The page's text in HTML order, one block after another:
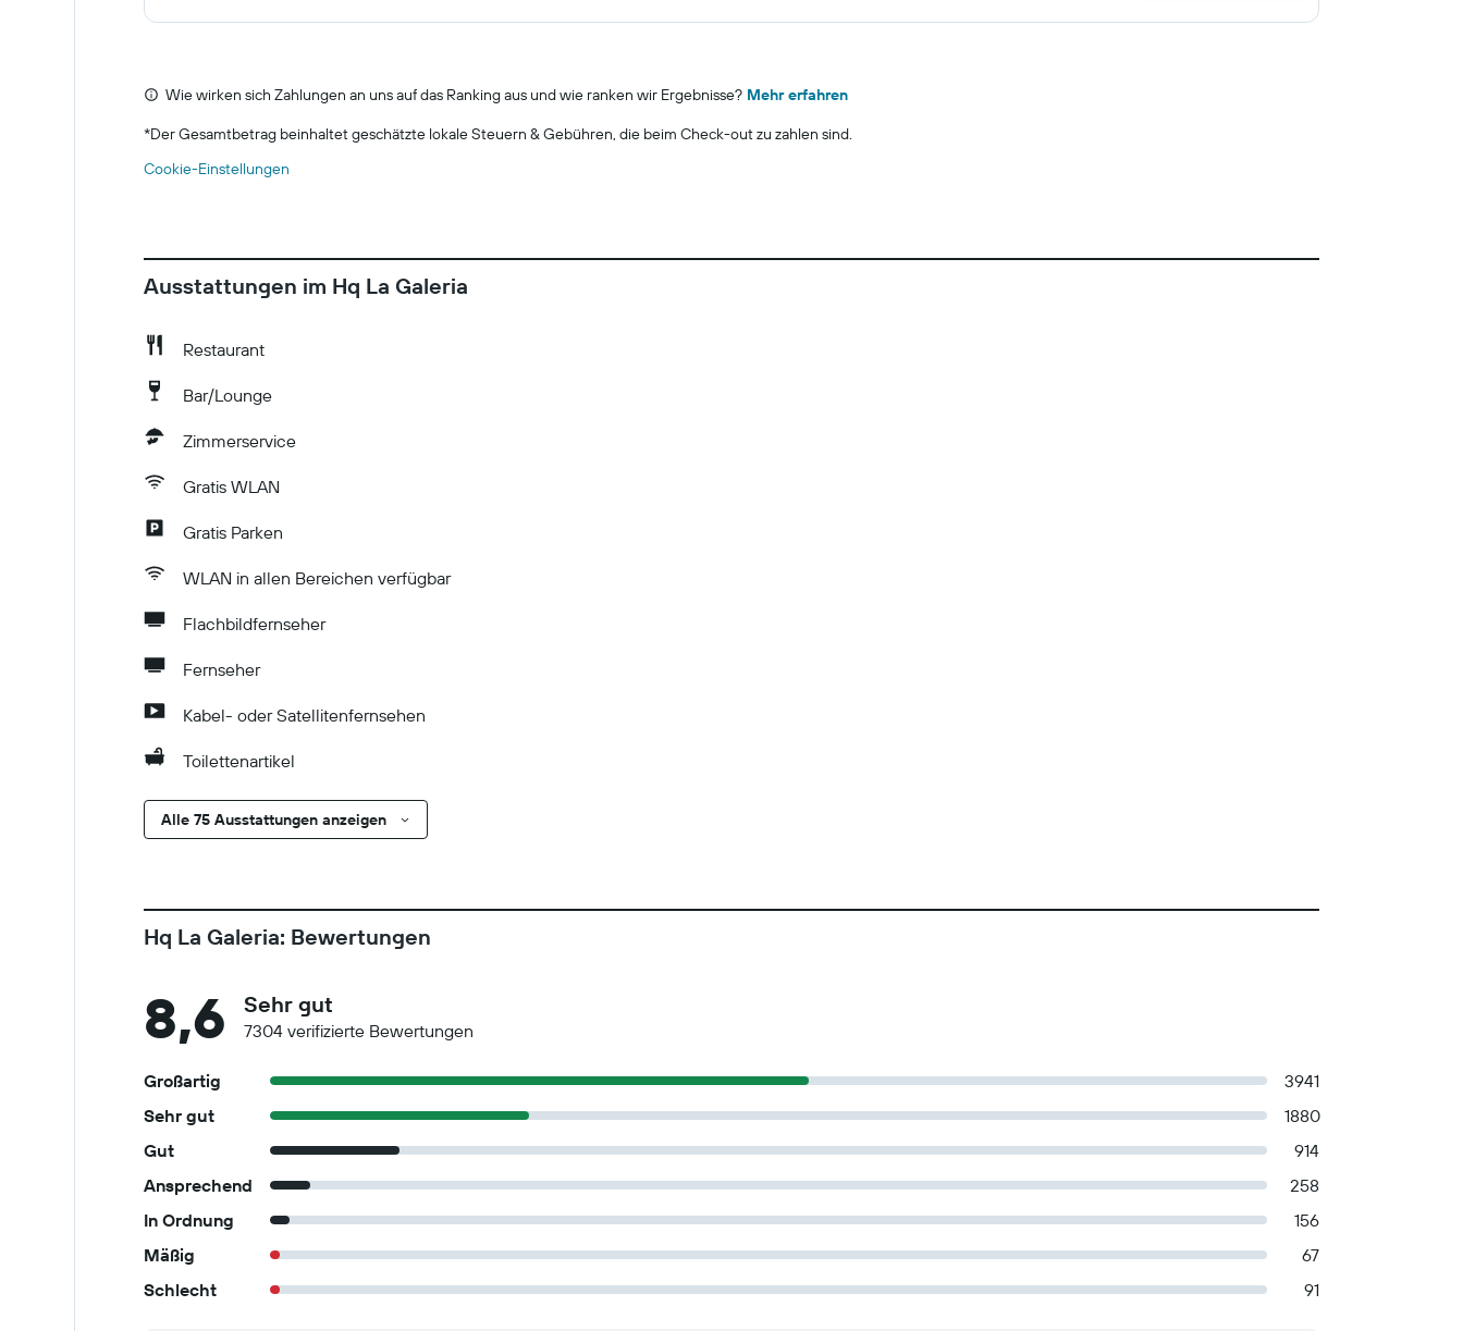
Wie wirken sich Zahlungen an uns auf das Ranking aus und wie ranken wir Ergebnisse? Mehr erfahren
*Der Gesamtbetrag beinhaltet geschätzte lokale Steuern & Gebühren, die beim Check-out zu zahlen sind.
Cookie-Einstellungen
Ausstattungen im Hq La Galeria
Restaurant
Bar/Lounge
Zimmerservice
Gratis WLAN
Gratis Parken
WLAN in allen Bereichen verfügbar
Flachbildfernseher
Fernseher
Kabel- oder Satellitenfernsehen
Toilettenartikel
Alle 75 Ausstattungen anzeigen
Hq La Galeria: Bewertungen
8,6 Sehr gut
7304 verifizierte Bewertungen
Großartig
3941
Sehr gut
1880
Gut
914
Ansprechend
258
In Ordnung
156
Mäßig
67
Schlecht
91